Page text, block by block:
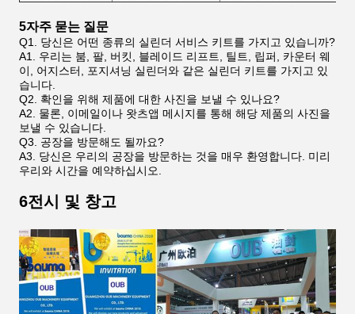
5자주 묻는 질문
Q1. 당신은 어떤 종류의 실린더 서비스 키트를 가지고 있습니까?
A1. 우리는 붐, 팔, 버킷, 블레이드 리프트, 틸트, 립퍼, 카운터 웨
이, 어지스터, 포지셔닝 실린더와 같은 실린더 키트를 가지고 있
습니다.
Q2. 확인을 위해 제품에 대한 사진을 보낼 수 있나요?
A2. 물론, 이메일이나 왓츠앱 메시지를 통해 해당 제품의 사진을
보낼 수 있습니다.
Q3. 공장을 방문해도 될까요?
A3. 당신은 우리의 공장을 방문하는 것을 매우 환영합니다. 미리
우리와 시간을 예약하십시오.
6전시 및 창고